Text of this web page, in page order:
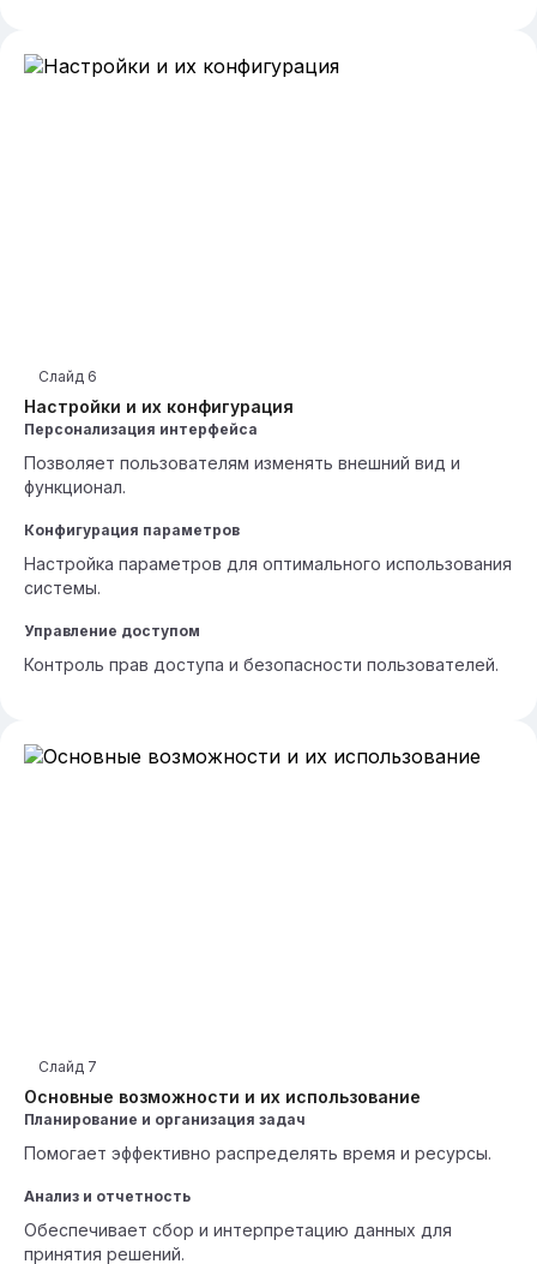
Настройки и их конфигурация
Слайд 6
Персонализация интерфейса
Позволяет пользователям изменять внешний вид и
функционал.
Конфигурация параметров
Настройка параметров для оптимального использования
системы.
Управление доступом
Контроль прав доступа и безопасности пользователей.
Основные возможности и их использование
Слайд 7
Планирование и организация задач
Помогает эффективно распределять время и ресурсы.
Анализ и отчетность
Обеспечивает сбор и интерпретацию данных для
принятия решений.